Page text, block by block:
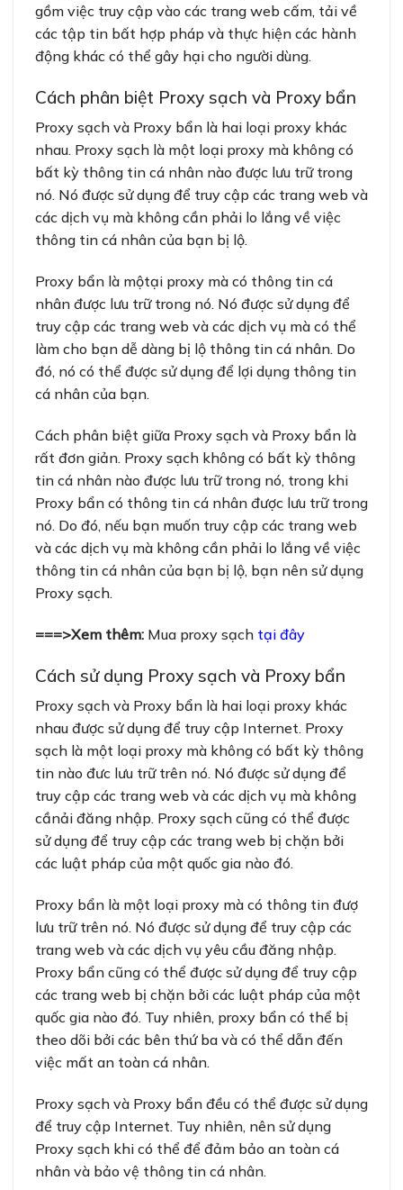
gồm việc truy cập vào các trang web cấm, tải về
các tập tin bất hợp pháp và thực hiện các hành
động khác có thể gây hại cho người dùng.
Cách phân biệt Proxy sạch và Proxy bẩn
Proxy sạch và Proxy bẩn là hai loại proxy khác
nhau. Proxy sạch là một loại proxy mà không có
bất kỳ thông tin cá nhân nào được lưu trữ trong
nó. Nó được sử dụng để truy cập các trang web và
các dịch vụ mà không cần phải lo lắng về việc
thông tin cá nhân của bạn bị lộ.
Proxy bẩn là mộtại proxy mà có thông tin cá
nhân được lưu trữ trong nó. Nó được sử dụng để
truy cập các trang web và các dịch vụ mà có thể
làm cho bạn dễ dàng bị lộ thông tin cá nhân. Do
đó, nó có thể được sử dụng để lợi dụng thông tin
cá nhân của bạn.
Cách phân biệt giữa Proxy sạch và Proxy bẩn là
rất đơn giản. Proxy sạch không có bất kỳ thông
tin cá nhân nào được lưu trữ trong nó, trong khi
Proxy bẩn có thông tin cá nhân được lưu trữ trong
nó. Do đó, nếu bạn muốn truy cập các trang web
và các dịch vụ mà không cần phải lo lắng về việc
thông tin cá nhân của bạn bị lộ, bạn nên sử dụng
Proxy sạch.
===>Xem thêm: Mua proxy sạch tại đây
Cách sử dụng Proxy sạch và Proxy bẩn
Proxy sạch và Proxy bẩn là hai loại proxy khác
nhau được sử dụng để truy cập Internet. Proxy
sạch là một loại proxy mà không có bất kỳ thông
tin nào đưc lưu trữ trên nó. Nó được sử dụng để
truy cập các trang web và các dịch vụ mà không
cầnải đăng nhập. Proxy sạch cũng có thể được
sử dụng để truy cập các trang web bị chặn bởi
các luật pháp của một quốc gia nào đó.
Proxy bẩn là một loại proxy mà có thông tin đượ
lưu trữ trên nó. Nó được sử dụng để truy cập các
trang web và các dịch vụ yêu cầu đăng nhập.
Proxy bẩn cũng có thể được sử dụng để truy cập
các trang web bị chặn bởi các luật pháp của một
quốc gia nào đó. Tuy nhiên, proxy bẩn có thể bị
theo dõi bởi các bên thứ ba và có thể dẫn đến
việc mất an toàn cá nhân.
Proxy sạch và Proxy bẩn đều có thể được sử dụng
để truy cập Internet. Tuy nhiên, nên sử dụng
Proxy sạch khi có thể để đảm bảo an toàn cá
nhân và bảo vệ thông tin cá nhân.